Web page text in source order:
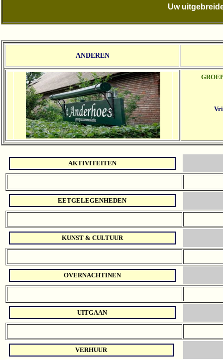
Uw
ANDEREN
AKTIVITEITEN
EETGELEGENHEDEN
KUNST & CULTUUR
OVERNACHTINEN
UITGAAN
VERHUUR